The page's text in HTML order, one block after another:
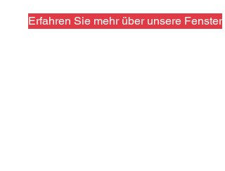
Erfahren Sie mehr über unsere Fenster